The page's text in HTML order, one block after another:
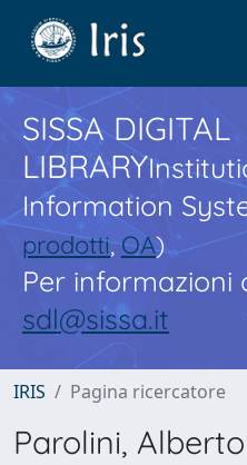
SISSA DIGITAL
LIBRARY
Information
prodotti,OA)
Per informazioni
sdl@sissa.it
IRIS Pagina ricercatore
Parolini, Alberto